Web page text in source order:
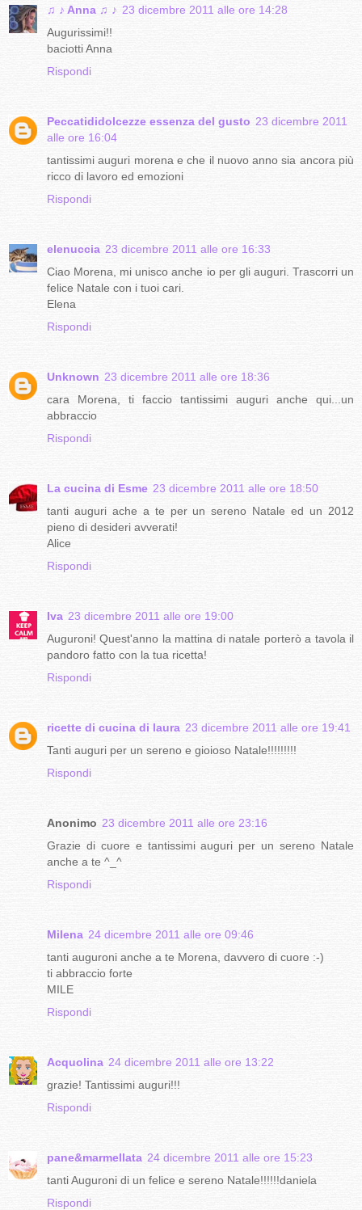
♫ ♪ Anna ♫ ♪ 23 dicembre 2011 alle ore 14:28
Augurissimi!!
baciotti Anna
Rispondi
Peccatididolcezze essenza del gusto 23 dicembre 2011
alle ore 16:04
tantissimi auguri morena e che il nuovo anno sia ancora più
ricco di lavoro ed emozioni
Rispondi
elenuccia 23 dicembre 2011 alle ore 16:33
Ciao Morena, mi unisco anche io per gli auguri. Trascorri un
felice Natale con i tuoi cari.
Elena
Rispondi
Unknown 23 dicembre 2011 alle ore 18:36
cara Morena, ti faccio tantissimi auguri anche qui...un
abbraccio
Rispondi
La cucina di Esme 23 dicembre 2011 alle ore 18:50
tanti auguri ache a te per un sereno Natale ed un 2012
pieno di desideri avverati!
Alice
Rispondi
Iva 23 dicembre 2011 alle ore 19:00
Auguroni! Quest'anno la mattina di natale porterò a tavola il
pandoro fatto con la tua ricetta!
Rispondi
ricette di cucina di laura 23 dicembre 2011 alle ore 19:41
Tanti auguri per un sereno e gioioso Natale!!!!!!!!!
Rispondi
Anonimo 23 dicembre 2011 alle ore 23:16
Grazie di cuore e tantissimi auguri per un sereno Natale
anche a te ^_^
Rispondi
Milena 24 dicembre 2011 alle ore 09:46
tanti auguroni anche a te Morena, davvero di cuore :-)
ti abbraccio forte
MILE
Rispondi
Acquolina 24 dicembre 2011 alle ore 13:22
grazie! Tantissimi auguri!!!
Rispondi
pane&marmellata 24 dicembre 2011 alle ore 15:23
tanti Auguroni di un felice e sereno Natale!!!!!!daniela
Rispondi